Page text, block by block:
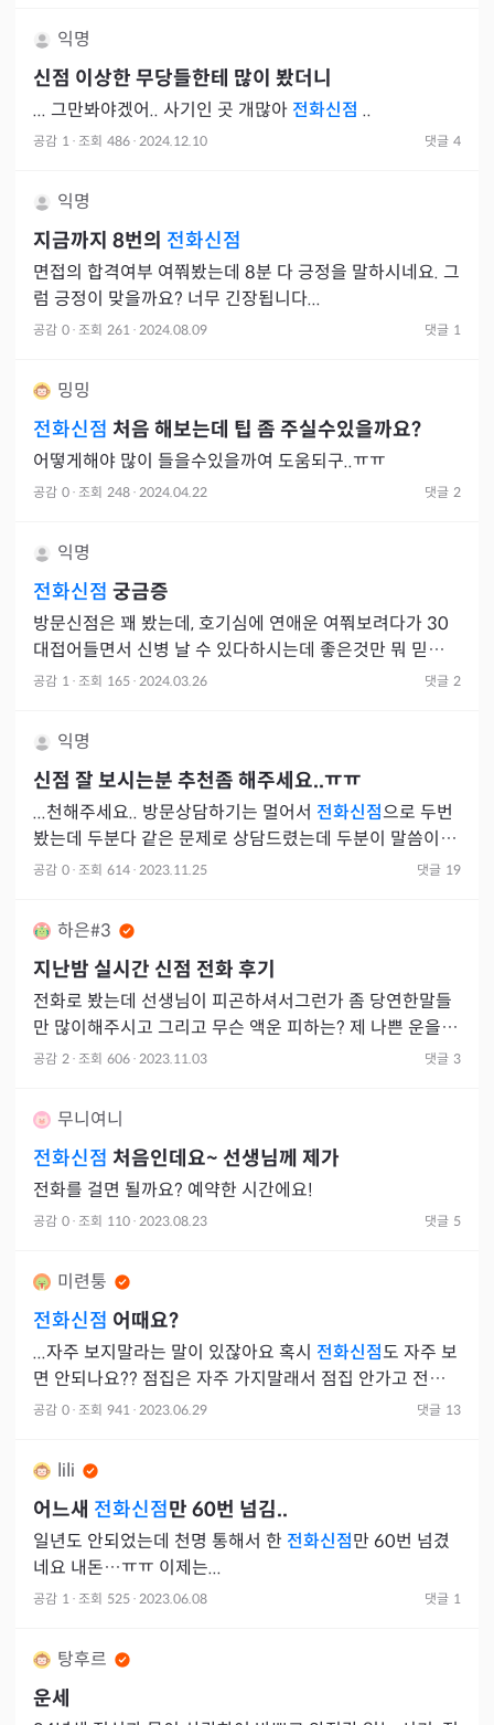
익명
신점 이상한 무당들한테 많이 봤더니
... 그만봐야겠어.. 사기인 곳 개많아 전화신점 ..
공감 1 · 조회 486 · 2024.12.10 댓글 4
익명
지금까지 8번의 전화신점
면접의 합격여부 여쭤봤는데 8분 다 긍정을 말하시네요. 그
럼 긍정이 맞을까요? 너무 긴장됩니다...
공감 0 · 조회 261 · 2024.08.09 댓글 1
밍밍
전화신점 처음 해보는데 팁 좀 주실수있을까요?
어떻게해야 많이 들을수있을까여 도움되구..ㅠㅠ
공감 0 · 조회 248 · 2024.04.22 댓글 2
익명
전화신점 궁금증
방문신점은 꽤 봤는데, 호기심에 연애운 여쭤보려다가 30
대접어들면서 신병 날 수 있다하시는데 좋은것만 뭐 믿긴하
지만 넘 맘이 찝찝하네용 …..
공감 1 · 조회 165 · 2024.03.26 댓글 2
익명
신점 잘 보시는분 추천좀 해주세요..ㅠㅠ
...천해주세요.. 방문상담하기는 멀어서 전화신점으로 두번
봤는데 두분다 같은 문제로 상담드렸는데 두분이 말씀이 너
무 달라서 누굴
공감 0 · 조회 614 · 2023.11.25 댓글 19
하은#3
지난밤 실시간 신점 전화 후기
전화로 봤는데 선생님이 피곤하셔서그런가 좀 당연한말들
만 많이해주시고 그리고 무슨 액운 피하는? 제 나쁜 운을
무당이 받아주거나 없애주는걸해야한다는데 그게 뭔지 모
공감 2 · 조회 606 · 2023.11.03 댓글 3
무니여니
전화신점 처음인데요~ 선생님께 제가
전화를 걸면 될까요? 예약한 시간에요!
공감 0 · 조회 110 · 2023.08.23 댓글 5
미련퉁
전화신점 어때요?
...자주 보지말라는 말이 있잖아요 혹시 전화신점도 자주 보
면 안되나요?? 점집은 자주 가지말래서 점집 안가고 전화
로 하고 있는딩..
공감 0 · 조회 941 · 2023.06.29 댓글 13
lili
어느새 전화신점만 60번 넘김..
일년도 안되었는데 천명 통해서 한 전화신점만 60번 넘겼
네요 내돈…ㅠㅠ 이제는...
공감 1 · 조회 525 · 2023.06.08 댓글 1
탕후르
운세